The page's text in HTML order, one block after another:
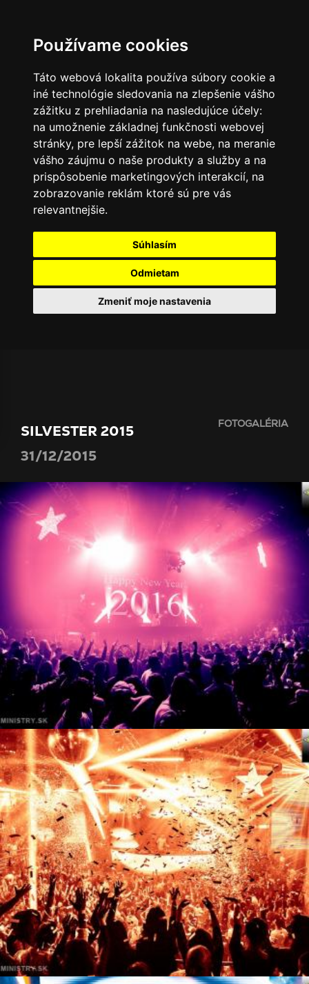
Používame cookies
Táto webová lokalita používa súbory cookie a
iné technológie sledovania na zlepšenie vášho
zážitku z prehliadania na nasledujúce účely:
na umožnenie základnej funkčnosti webovej
stránky, pre lepší zážitok na webe, na meranie
vášho záujmu o naše produkty a služby a na
prispôsobenie marketingových interakcií, na
zobrazovanie reklám ktoré sú pre vás
relevantnejšie.
Súhlasím
Odmietam
Zmeniť moje nastavenia
SILVESTER 2015
31/12/2015
FOTOGALÉRIA